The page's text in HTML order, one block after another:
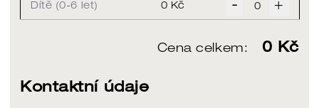
Dítě (0-6 let) 0 Kč - +
Cena celkem: 0 Kč
Kontaktní údaje